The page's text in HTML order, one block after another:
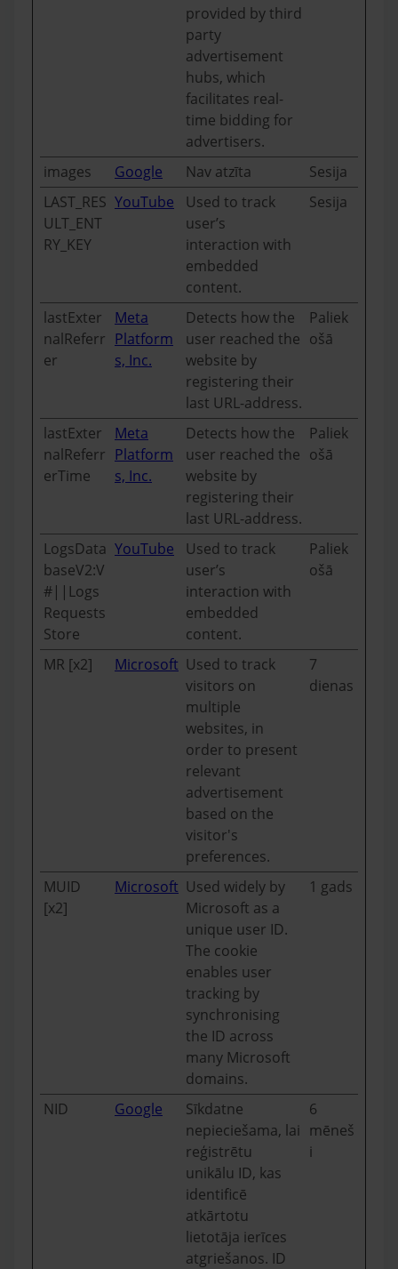
provided by third
party
advertisement
hubs, which
facilitates real-
time bidding for
advertisers.
images
Google Nav atzīta
Sesija
LAST_RES
ULT_ENT
RY_KEY
YouTube
Used to track
user’s
interaction with
embedded
content.
Sesija
lastExter
nalReferr
er
Meta
Platform
s, Inc.
Detects how the
user reached the
website by
registering their
last URL-address.
Paliek
ošā
lastExter
nalReferr
erTime
Meta
Platform
s, Inc.
Detects how the
user reached the
website by
registering their
last URL-address.
Paliek
ošā
LogsData
baseV2:V
#||Logs
Requests
Store
YouTube
Used to track
user’s
interaction with
embedded
content.
Paliek
ošā
MR [x2] Microsoft Used to track
visitors on
multiple
websites, in
order to present
relevant
advertisement
based on the
visitor's
preferences.
7
dienas
MUID
[x2]
Microsoft Used widely by
Microsoft as a
unique user ID.
The cookie
enables user
tracking by
synchronising
the ID across
many Microsoft
domains.
1 gads
NID Google
Sīkdatne
nepieciešama, lai
reģistrētu
unikālu ID, kas
identificē
atkārtotu
lietotāja ierīces
atgriešanos. ID
6
mēneš
i